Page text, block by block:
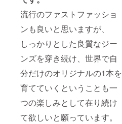
流行のファストファッショ
ンも良いと思いますが、
しっかりとした良質なジー
ンズを穿き続け、世界で自
分だけのオリジナルの1本を
育てていくということも一
つの楽しみとして在り続け
て欲しいと願っています。